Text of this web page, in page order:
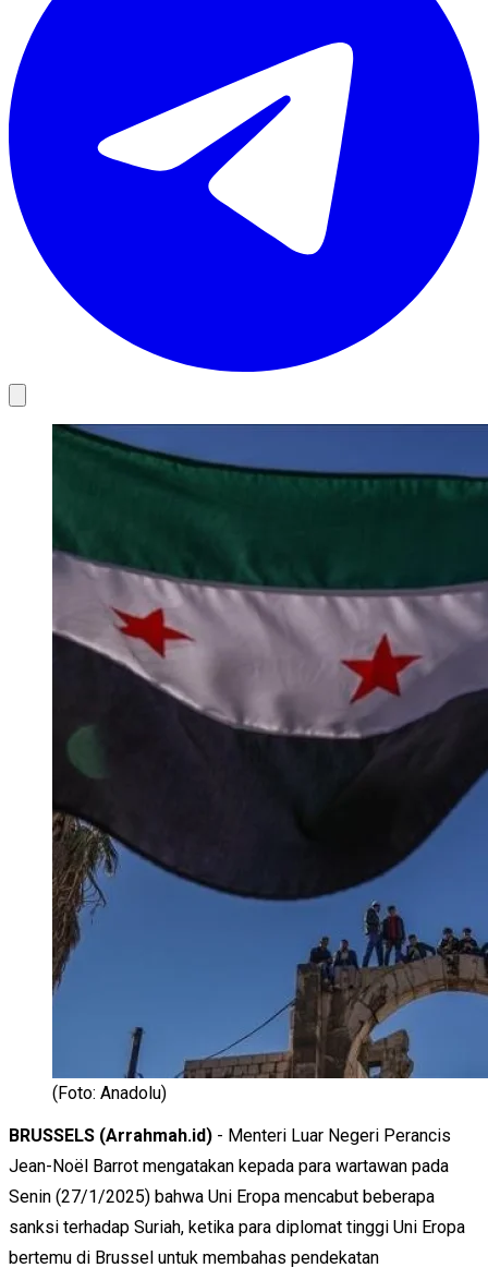
(Foto: Anadolu)
BRUSSELS (Arrahmah.id) - Menteri Luar Negeri Perancis
Jean-Noël Barrot mengatakan kepada para wartawan pada
Senin (27/1/2025) bahwa Uni Eropa mencabut beberapa
sanksi terhadap Suriah, ketika para diplomat tinggi Uni Eropa
bertemu di Brussel untuk membahas pendekatan